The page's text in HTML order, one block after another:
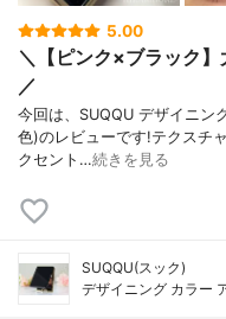
5.00
＼【ピンク×ブラック
／
今回は、SUQQU デザイニン
色)のレビューです!テクスチ
クセント…続きを見る
SUQQU(スック)
デザイニング カラー